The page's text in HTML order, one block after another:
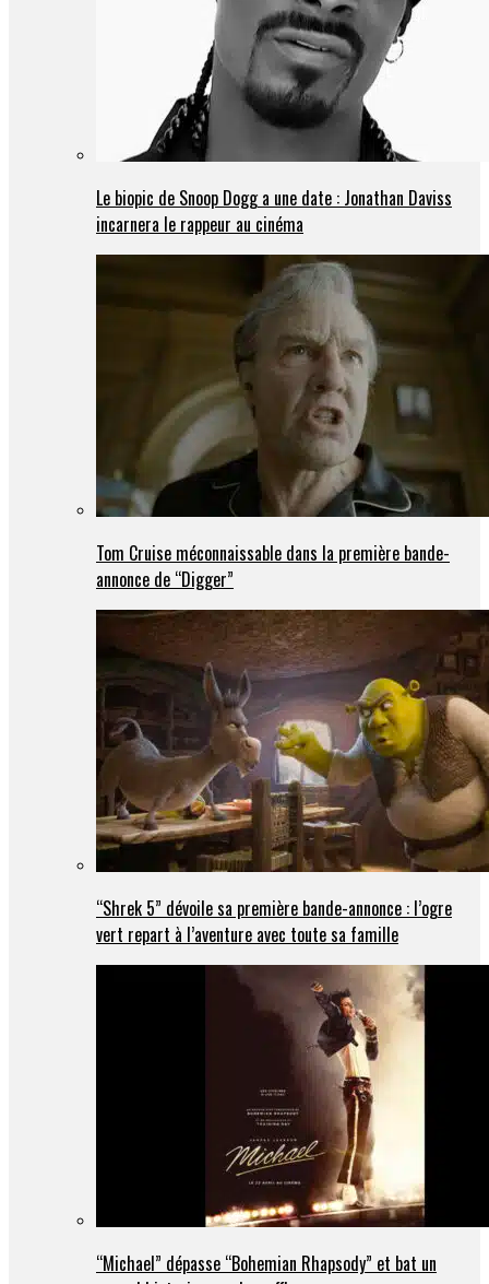
Le biopic de Snoop Dogg a une date : Jonathan Daviss
incarnera le rappeur au cinéma
Tom Cruise méconnaissable dans la première bande-
annonce de “Digger”
“Shrek 5” dévoile sa première bande-annonce : l’ogre
vert repart à l’aventure avec toute sa famille
“Michael” dépasse “Bohemian Rhapsody” et bat un